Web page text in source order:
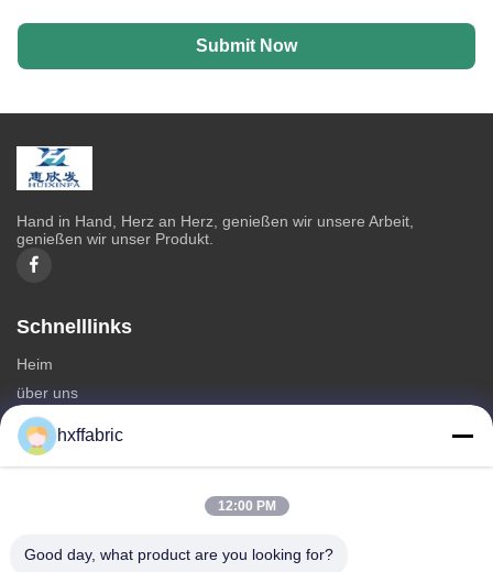
Submit Now
Hand in Hand, Herz an Herz, genießen wir unsere Arbeit,
genießen wir unser Produkt.
Schnelllinks
Heim
über uns
produits
Kontaktieren Sie uns
hxffabric
12:00 PM
Good day, what product are you looking for?